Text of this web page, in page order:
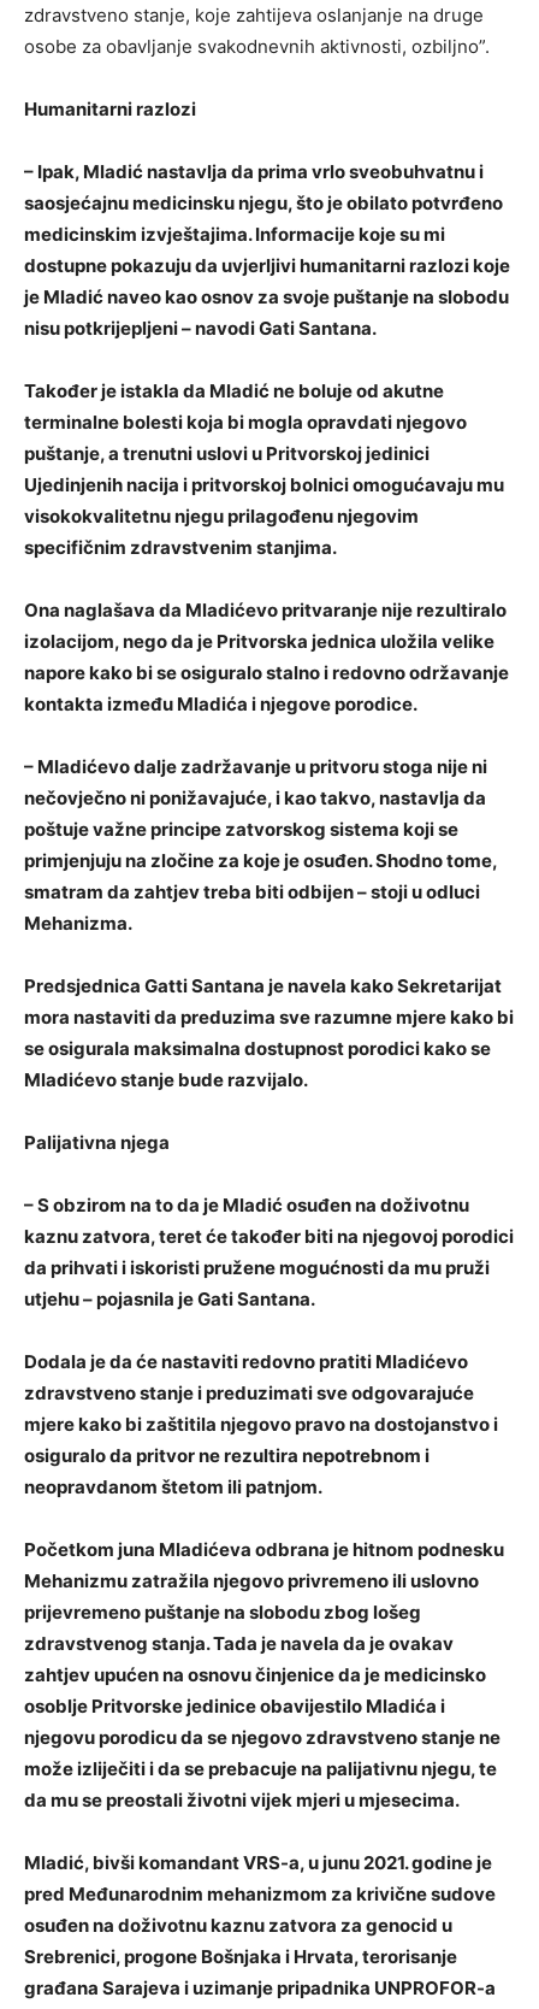
zdravstveno stanje, koje zahtijeva oslanjanje na druge
osobe za obavljanje svakodnevnih aktivnosti, ozbiljno”.
Humanitarni razlozi
– Ipak, Mladić nastavlja da prima vrlo sveobuhvatnu i
saosjećajnu medicinsku njegu, što je obilato potvrđeno
medicinskim izvještajima. Informacije koje su mi
dostupne pokazuju da uvjerljivi humanitarni razlozi koje
je Mladić naveo kao osnov za svoje puštanje na slobodu
nisu potkrijepljeni – navodi Gati Santana.
Također je istakla da Mladić ne boluje od akutne
terminalne bolesti koja bi mogla opravdati njegovo
puštanje, a trenutni uslovi u Pritvorskoj jedinici
Ujedinjenih nacija i pritvorskoj bolnici omogućavaju mu
visokokvalitetnu njegu prilagođenu njegovim
specifičnim zdravstvenim stanjima.
Ona naglašava da Mladićevo pritvaranje nije rezultiralo
izolacijom, nego da je Pritvorska jednica uložila velike
napore kako bi se osiguralo stalno i redovno održavanje
kontakta između Mladića i njegove porodice.
– Mladićevo dalje zadržavanje u pritvoru stoga nije ni
nečovječno ni ponižavajuće, i kao takvo, nastavlja da
poštuje važne principe zatvorskog sistema koji se
primjenjuju na zločine za koje je osuđen. Shodno tome,
smatram da zahtjev treba biti odbijen – stoji u odluci
Mehanizma.
Predsjednica Gatti Santana je navela kako Sekretarijat
mora nastaviti da preduzima sve razumne mjere kako bi
se osigurala maksimalna dostupnost porodici kako se
Mladićevo stanje bude razvijalo.
Palijativna njega
– S obzirom na to da je Mladić osuđen na doživotnu
kaznu zatvora, teret će također biti na njegovoj porodici
da prihvati i iskoristi pružene mogućnosti da mu pruži
utjehu – pojasnila je Gati Santana.
Dodala je da će nastaviti redovno pratiti Mladićevo
zdravstveno stanje i preduzimati sve odgovarajuće
mjere kako bi zaštitila njegovo pravo na dostojanstvo i
osiguralo da pritvor ne rezultira nepotrebnom i
neopravdanom štetom ili patnjom.
Početkom juna Mladićeva odbrana je hitnom podnesku
Mehanizmu zatražila njegovo privremeno ili uslovno
prijevremeno puštanje na slobodu zbog lošeg
zdravstvenog stanja. Tada je navela da je ovakav
zahtjev upućen na osnovu činjenice da je medicinsko
osoblje Pritvorske jedinice obavijestilo Mladića i
njegovu porodicu da se njegovo zdravstveno stanje ne
može izliječiti i da se prebacuje na palijativnu njegu, te
da mu se preostali životni vijek mjeri u mjesecima.
Mladić, bivši komandant VRS-a, u junu 2021. godine je
pred Međunarodnim mehanizmom za krivične sudove
osuđen na doživotnu kaznu zatvora za genocid u
Srebrenici, progone Bošnjaka i Hrvata, terorisanje
građana Sarajeva i uzimanje pripadnika UNPROFOR-a